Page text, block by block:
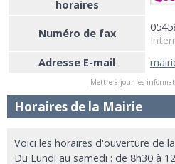
horaires
Numéro de fax
Adresse E-mail
Mettre à jour les
Horaires de la Mairie
Voici les horaires d'ouverture de
Du Lundi au samedi : de 8h30 à